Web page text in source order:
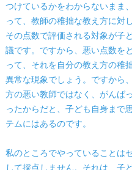
つけているかをわからないまま
って、教師の稚拙な教え方に対
その点数で評価される対象が子
議です。ですから、悪い点数を
って、それを自分の教え方の稚
異常な現象でしょう。ですから
方の悪い教師ではなく、がんば
ったからだと、子ども自身まで
テムにはあるのです。
私のところでやっていることは